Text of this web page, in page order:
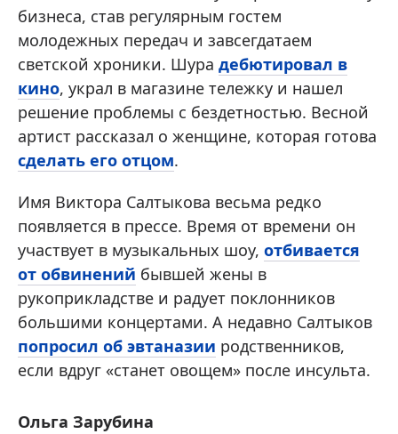
бизнеса, став регулярным гостем
молодежных передач и завсегдатаем
светской хроники. Шура дебютировал в
кино, украл в магазине тележку и нашел
решение проблемы с бездетностью. Весной
артист рассказал о женщине, которая готова
сделать его отцом.
Имя Виктора Салтыкова весьма редко
появляется в прессе. Время от времени он
участвует в музыкальных шоу, отбивается
от обвинений бывшей жены в
рукоприкладстве и радует поклонников
большими концертами. А недавно Салтыков
попросил об эвтаназии родственников,
если вдруг «станет овощем» после инсульта.
Ольга Зарубина